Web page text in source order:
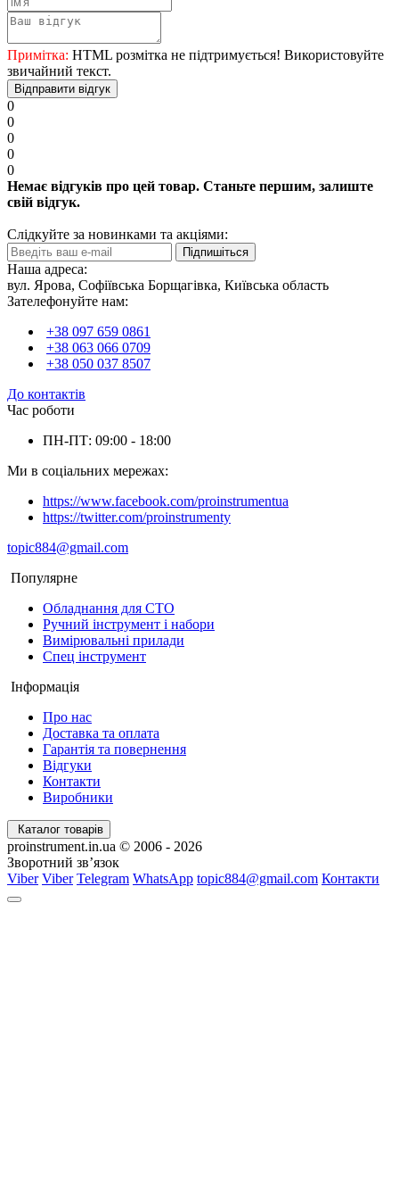
Примітка: HTML розмітка не підтримується! Використовуйте
звичайний текст.
Відправити відгук
0
0
0
0
0
Немає відгуків про цей товар. Станьте першим, залиште
свій відгук.
Слідкуйте за новинками та акціями:
Підпишіться
Наша адреса:
вул. Ярова, Софіївська Борщагівка, Київська область
Зателефонуйте нам:
+38 097 659 0861
+38 063 066 0709
+38 050 037 8507
До контактів
Час роботи
ПН-ПТ: 09:00 - 18:00
Ми в соціальних мережах:
https://www.facebook.com/proinstrumentua
https://twitter.com/proinstrumenty
topic884@gmail.com
Популярне
Обладнання для СТО
Ручний інструмент і набори
Вимірювальні прилади
Спец інструмент
Інформація
Про нас
Доставка та оплата
Гарантія та повернення
Відгуки
Контакти
Виробники
Каталог товарів
proinstrument.in.ua © 2006 - 2026
Зворотний зв’язок
Viber Viber Telegram WhatsApp topic884@gmail.com Контакти